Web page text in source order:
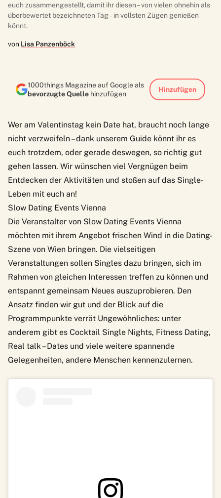
euch zusammengestellt, damit ihr diesen – von vielen ohnehin als
überbewertet bezeichneten Tag – in vollsten Zügen genießen
könnt.
von Lisa Panzenböck
1000things Magazine auf Google als
bevorzugte Quelle hinzufügen
Hinzufügen
Wer am Valentinstag kein Date hat, braucht noch lange
nicht verzweifeln – dank unserem Guide könnt ihr es
euch trotzdem, oder gerade deswegen, so richtig gut
gehen lassen. Wir wünschen viel Vergnügen beim
Entdecken der Aktivitäten und stoßen auf das Single-
Leben mit euch an!
Slow Dating Events Vienna
Die Veranstalter von Slow Dating Events Vienna
möchten mit ihrem Angebot frischen Wind in die Dating-
Szene von Wien bringen. Die vielseitigen
Veranstaltungen sollen Singles dazu bringen, sich im
Rahmen von gleichen Interessen treffen zu können und
entspannt gemeinsam Neues auszuprobieren. Den
Ansatz finden wir gut und der Blick auf die
Programmpunkte verrät Ungewöhnliches: unter
anderem gibt es Cocktail Single Nights, Fitness Dating,
Real talk – Dates und viele weitere spannende
Gelegenheiten, andere Menschen kennenzulernen.